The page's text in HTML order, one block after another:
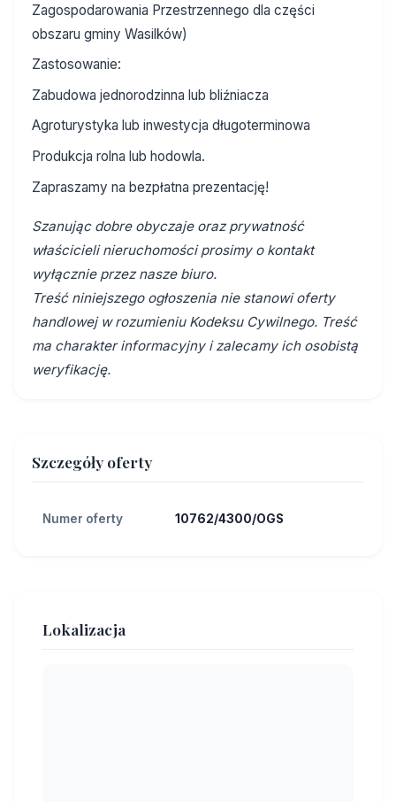
Zagospodarowania Przestrzennego dla części
obszaru gminy Wasilków)
Zastosowanie:
Zabudowa jednorodzinna lub bliźniacza
Agroturystyka lub inwestycja długoterminowa
Produkcja rolna lub hodowla.
Zapraszamy na bezpłatna prezentację!
Szanując dobre obyczaje oraz prywatność
właścicieli nieruchomości prosimy o kontakt
wyłącznie przez nasze biuro.
Treść niniejszego ogłoszenia nie stanowi oferty
handlowej w rozumieniu Kodeksu Cywilnego. Treść
ma charakter informacyjny i zalecamy ich osobistą
weryfikację.
Szczegóły oferty
Numer oferty 10762/4300/OGS
Lokalizacja